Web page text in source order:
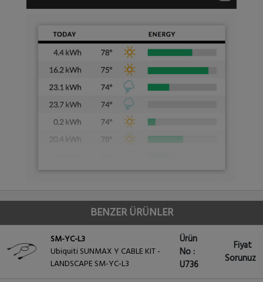
BENZER ÜRÜNLER
SM-YC-L3
Ubiquiti SUNMAX Y CABLE KIT -
LANDSCAPE SM-YC-L3
Ürün
No :
U736
Fiyat
Sorunuz